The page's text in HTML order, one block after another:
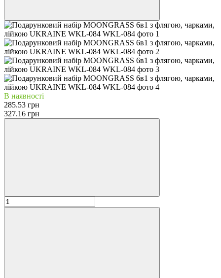
В наявності
285.53 грн
327.16 грн